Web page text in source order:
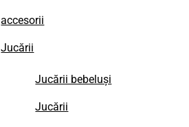
accesorii
Jucării
Jucării bebeluși
Jucării